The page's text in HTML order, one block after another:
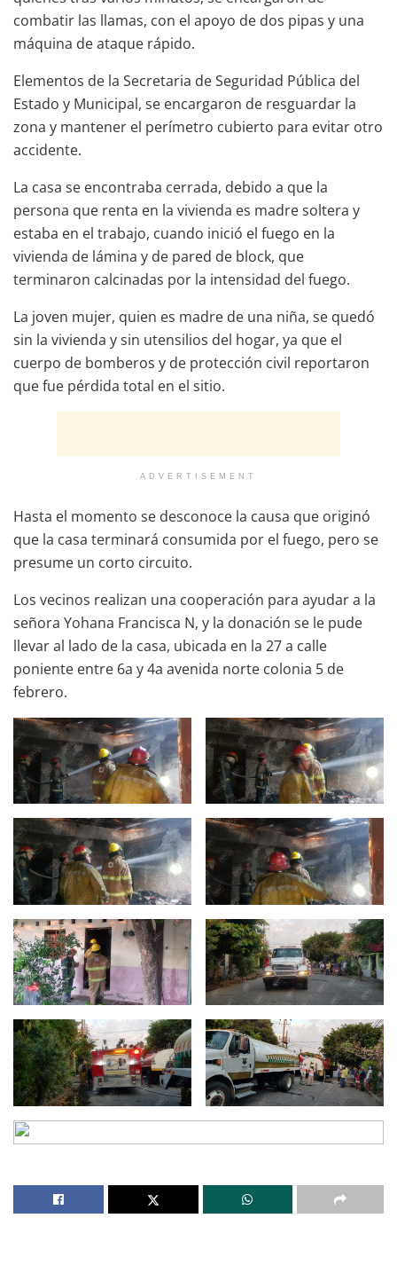
combatir las llamas, con el apoyo de dos pipas y una
máquina de ataque rápido.
Elementos de la Secretaria de Seguridad Pública del
Estado y Municipal, se encargaron de resguardar la
zona y mantener el perímetro cubierto para evitar otro
accidente.
La casa se encontraba cerrada, debido a que la
persona que renta en la vivienda es madre soltera y
estaba en el trabajo, cuando inició el fuego en la
vivienda de lámina y de pared de block, que
terminaron calcinadas por la intensidad del fuego.
La joven mujer, quien es madre de una niña, se quedó
sin la vivienda y sin utensilios del hogar, ya que el
cuerpo de bomberos y de protección civil reportaron
que fue pérdida total en el sitio.
ADVERTISEMENT
Hasta el momento se desconoce la causa que originó
que la casa terminará consumida por el fuego, pero se
presume un corto circuito.
Los vecinos realizan una cooperación para ayudar a la
señora Yohana Francisca N, y la donación se le pude
llevar al lado de la casa, ubicada en la 27 a calle
poniente entre 6a y 4a avenida norte colonia 5 de
febrero.